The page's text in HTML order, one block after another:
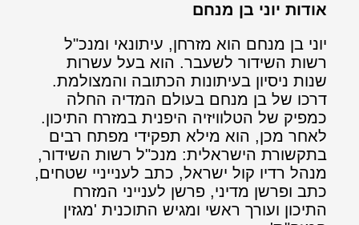
אודות יוני בן מנחם
יוני בן מנחם הוא מזרחן, עיתונאי ומנכ"ל
רשות השידור לשעבר. הוא בעל עשרות
שנות ניסיון בעיתונות הכתובה והמצולמת.
דרכו של בן מנחם בעולם המדיה החלה
כמפיק של הטלוויזיה היפנית במזרח התיכון.
לאחר מכן, הוא מילא תפקידי מפתח רבים
בתקשורת הישראלית: מנכ"ל רשות השידור,
מנהל רדיו קול ישראל, כתב לענייניי שטחים,
כתב ופרשן מדיני, פרשן לענייני המזרח
התיכון ועורך ראשי ומגיש התוכנית 'מגזין